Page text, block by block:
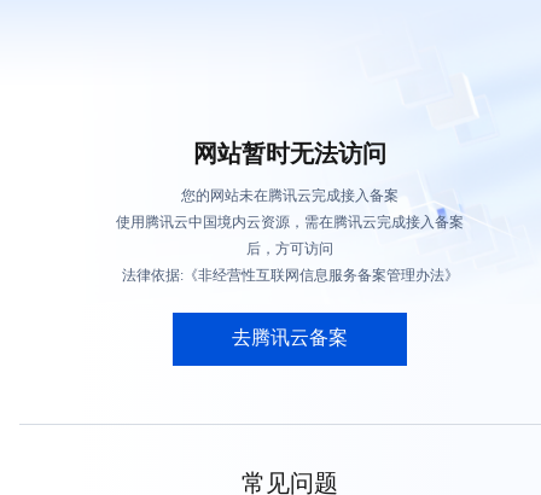
网站暂时无法访问
您的网站未在腾讯云完成接入备案
使用腾讯云中国境内云资源，需在腾讯云完成接入备案
后，方可访问
法律依据:《非经营性互联网信息服务备案管理办法》
去腾讯云备案
常见问题